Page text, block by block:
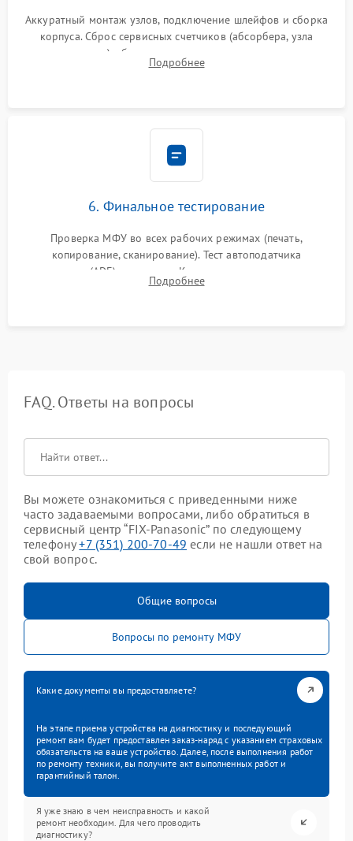
Аккуратный монтаж узлов, подключение шлейфов и сборка
корпуса. Сброс сервисных счетчиков (абсорбера, узла
закрепления), обновление прошивки и программная
калибровка цветопередачи и позиционирования сканера.
Подробнее
6. Финальное тестирование
Проверка МФУ во всех рабочих режимах (печать,
копирование, сканирование). Тест автоподатчика
документов (ADF) и дуплекса. Контроль качества отпечатка
на отсутствие серого фона, полос и надежность запекания
Подробнее
FAQ. Ответы на вопросы
Вы можете ознакомиться с приведенными ниже
часто задаваемыми вопросами, либо обратиться в
сервисный центр “FIX-Panasonic” по следующему
телефону+7 (351) 200-70-49 если не нашли ответ на
свой вопрос.
Общие вопросы
Вопросы по ремонту МФУ
Какие документы вы предоставляете?
На этапе приема устройства на диагностику и последующий
ремонт вам будет предоставлен заказ-наряд с указанием страховых
обязательств на ваше устройство. Далее, после выполнения работ
по ремонту техники, вы получите акт выполненных работ и
гарантийный талон.
Я уже знаю в чем неисправность и какой
ремонт необходим. Для чего проводить
диагностику?